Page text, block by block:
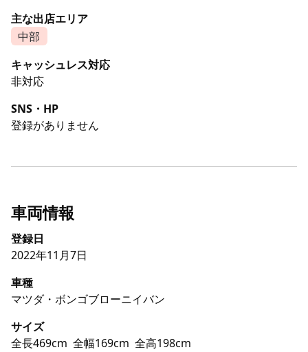
主な出店エリア
中部
キャッシュレス対応
非対応
SNS・HP
登録がありません
車両情報
登録日
2022年11月7日
車種
マツダ・ボンゴブローニイバン
サイズ
全長469cm 全幅169cm 全高198cm